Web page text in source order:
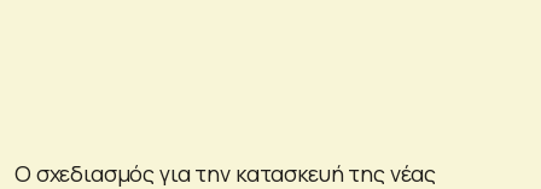
Ο σχεδιασμός για την κατασκευή της νέας